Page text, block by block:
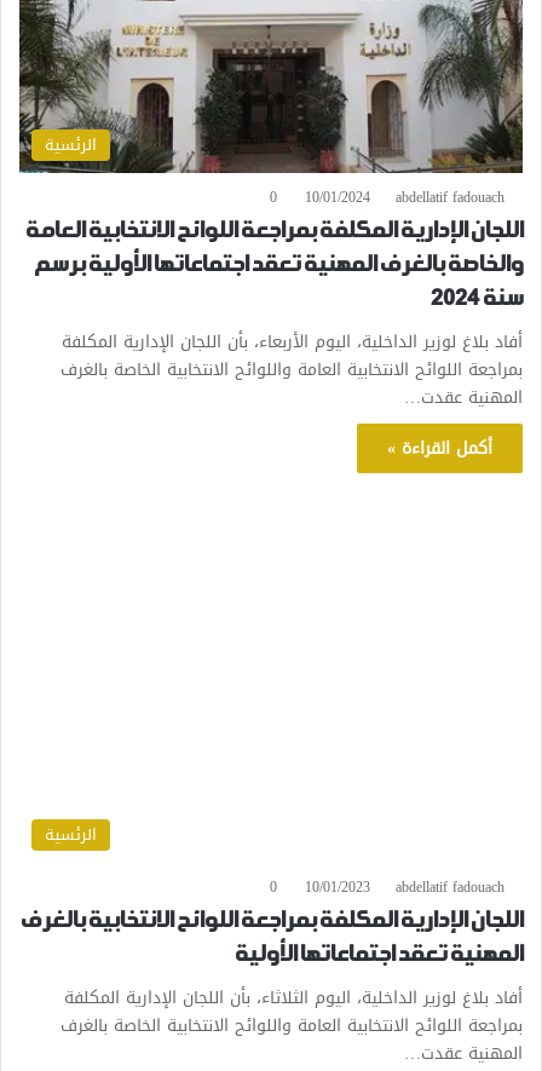
الرئسية
abdellatif fadouach
10/01/2024
0
اللجان الإدارية المكلفة بمراجعة اللوائح الانتخابية العامة
والخاصة بالغرف المهنية تعقد اجتماعاتها الأولية برسم
سنة 2024
أفاد بلاغ لوزير الداخلية، اليوم الأربعاء، بأن اللجان الإدارية المكلفة
بمراجعة اللوائح الانتخابية العامة واللوائح الانتخابية الخاصة بالغرف
المهنية عقدت…
أكمل القراءة »
الرئسية
abdellatif fadouach
10/01/2023
0
اللجان الإدارية المكلفة بمراجعة اللوائح الانتخابية بالغرف
المهنية تعقد اجتماعاتها الأولية
أفاد بلاغ لوزير الداخلية، اليوم الثلاثاء، بأن اللجان الإدارية المكلفة
بمراجعة اللوائح الانتخابية العامة واللوائح الانتخابية الخاصة بالغرف
المهنية عقدت…